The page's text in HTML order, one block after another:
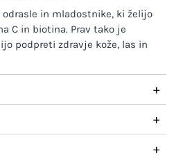
odrasle in mladostnike, ki želijo
C in biotina. Prav tako je
podpreti zdravje kože, las in
+
+
+